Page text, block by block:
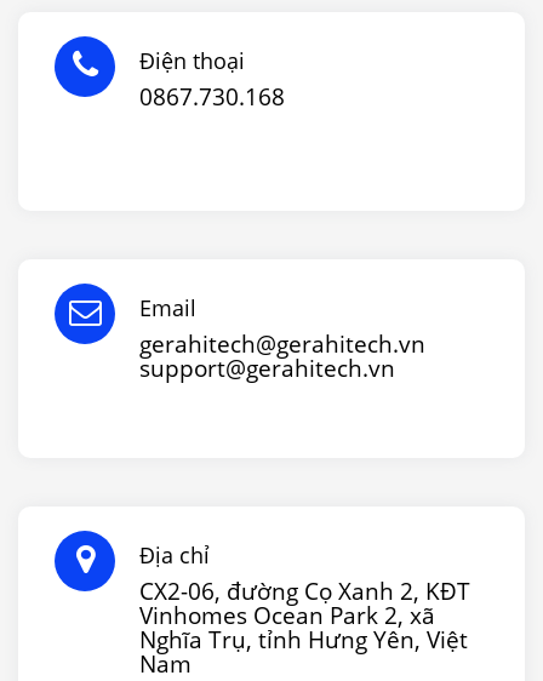
Điện thoại
0867.730.168
Email
gerahitech@gerahitech.vn
support@gerahitech.vn
Địa chỉ
CX2-06, đường Cọ Xanh 2, KĐT
Vinhomes Ocean Park 2, xã
Nghĩa Trụ, tỉnh Hưng Yên, Việt
Nam